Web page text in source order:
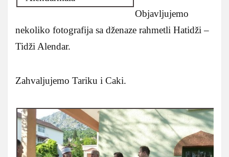
Objavljujemo
nekoliko fotografija sa dženaze rahmetli Hatidži –
Tidži Alendar.
Zahvaljujemo Tariku i Caki.